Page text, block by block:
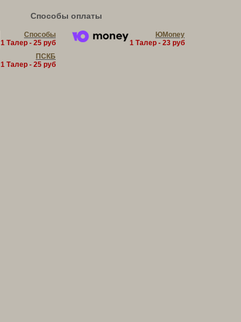
Способы оплаты
Способы
1 Талер - 25 руб
ЮMoney
1 Талер - 23 руб
ПСКБ
1 Талер - 25 руб